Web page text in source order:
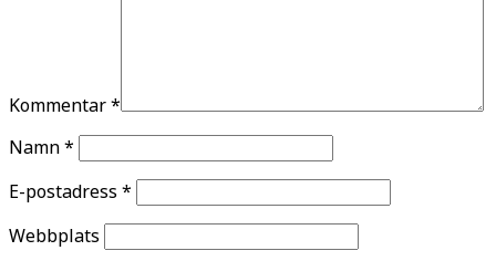
Kommentar*
Namn*
E-postadress *
Webbplats